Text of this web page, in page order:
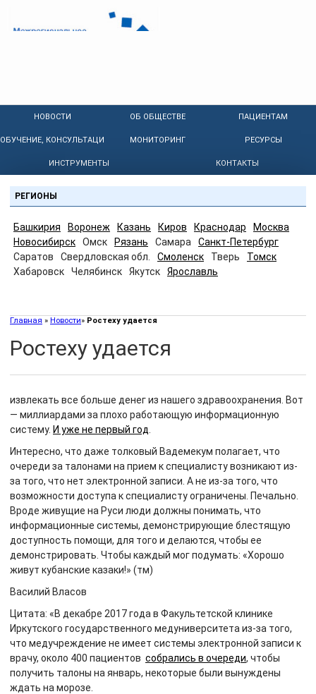
НОВОСТИ ОБ ОБЩЕСТВЕ ПАЦИЕНТАМ
ОБУЧЕНИЕ, КОНСУЛЬТАЦИИ МОНИТОРИНГ РЕСУРСЫ
ИНСТРУМЕНТЫ КОНТАКТЫ
РЕГИОНЫ
Башкирия Воронеж Казань Киров Краснодар
Москва
Новосибирск
Омск Рязань Самара
Санкт-Петербург
Саратов
Свердловская обл. Смоленск Тверь
Томск
Хабаровск
Челябинск Якутск Ярославль
Главная » Новости» Ростеху удается
Ростеху удается
извлекать все больше денег из нашего здравоохранения. Вот
— миллиардами за плохо работающую информационную
систему. И уже не первый год
Интересно, что даже толковый Вадемекум полагает, что
очереди за талонами на прием к специалисту возникают из-
за того, что нет электронной записи. А не из-за того, что
возможности доступа к специалисту ограничены. Печально.
Вроде живущие на Руси люди должны понимать, что
информационные системы, демонстрирующие блестящую
доступность помощи, для того и делаются, чтобы ее
демонстрировать. Чтобы каждый мог подумать: «Хорошо
живут кубанские казаки!» (тм)
Василий Власов
Цитата: «В декабре 2017 года в Факультетской клинике
Иркутского государственного медуниверситета из-за того,
что медучреждение не имеет системы электронной записи к
врачу, около 400 пациентов собрались в очереди, чтобы
получить талоны на январь, некоторые были вынуждены
ждать на морозе.